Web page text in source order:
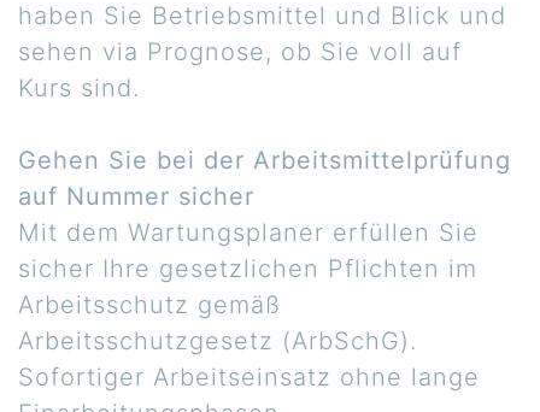
haben Sie Betriebsmittel und Blick und
sehen via Prognose, ob Sie voll auf
Kurs sind.
Gehen Sie bei der Arbeitsmittelprüfung
auf Nummer sicher
Mit dem Wartungsplaner erfüllen Sie
sicher Ihre gesetzlichen Pflichten im
Arbeitsschutz gemäß
Arbeitsschutzgesetz (ArbSchG).
Sofortiger Arbeitseinsatz ohne lange